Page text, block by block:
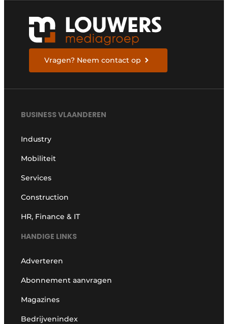
Vragen? Neem contact op
BUSINESS VLAANDEREN
Industry
Mobiliteit
Services
Construction
HR, Finance & IT
HANDIGE LINKS
Adverteren
Abonnement aanvragen
Magazines
Bedrijvenindex